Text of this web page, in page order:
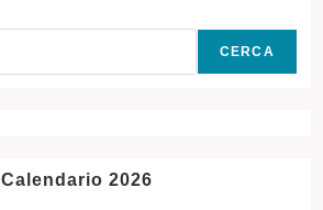
CERCA
Calendario 2026